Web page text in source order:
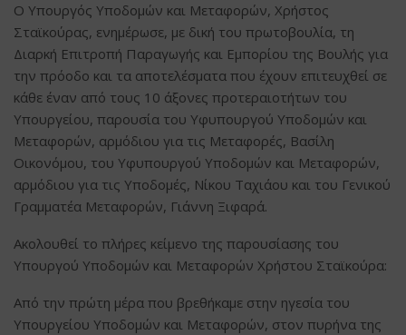
Ο Υπουργός Υποδομών και Μεταφορών, Χρήστος
Σταϊκούρας, ενημέρωσε, με δική του πρωτοβουλία, τη
Διαρκή Επιτροπή Παραγωγής και Εμπορίου της Βουλής για
την πρόοδο και τα αποτελέσματα που έχουν επιτευχθεί σε
κάθε έναν από τους 10 άξονες προτεραιοτήτων του
Υπουργείου, παρουσία του Υφυπουργού Υποδομών και
Μεταφορών, αρμόδιου για τις Μεταφορές, Βασίλη
Οικονόμου, του Υφυπουργού Υποδομών και Μεταφορών,
αρμόδιου για τις Υποδομές, Νίκου Ταχιάου και του Γενικού
Γραμματέα Μεταφορών, Γιάννη Ξιφαρά.
Ακολουθεί το πλήρες κείμενο της παρουσίασης του
Υπουργού Υποδομών και Μεταφορών Χρήστου Σταϊκούρα:
Από την πρώτη μέρα που βρεθήκαμε στην ηγεσία του
Υπουργείου Υποδομών και Μεταφορών, στον πυρήνα της